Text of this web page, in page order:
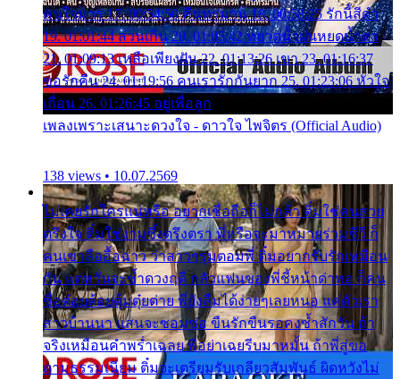
คนใจมาร 17. 00:54:50 คืนทรมาน 18. 00:58:25 รักนี้สีดำ
19. 01:01:44 ส่วนเกิน 20. 01:05:42 หยาดน้ำฝนหยดน้ำตา
21. 01:09:13 เหลือเพียงฝัน 22. 01:13:26 เขา 23. 01:16:37
ขอรักคืน 24. 01:19:56 คนเรารักกันยาก 25. 01:23:06 หัวใจ
เถื่อน 26. 01:26:45 อยู่เพื่อลูก
เพลงเพราะเสนาะดวงใจ - ดาวใจ ไพจิตร (Official Audio)
138 views • 10.07.2569
ไม่เคยรักใครแน่หรือ อยากเชื่อถือก็ไม่กล้า ติ๋มใช่คนสวย
ตรึงใจ ติ๋มใช่งามซึ้งตรึงตรา พี่หรือจะมาหมายร่วมชีวี ก็
คนเขาลืออื้อฉาว ว่าสาวๆรุมตอมพี่ ติ๋มอยากรับรักเหมือน
กัน แต่หวั่นจะช้ำดวงฤดี กลัวแฟนของพี่ชี้หน้าด่าทอ ก็คน
ชื่อต๋อยต้อยตุ้มตุ๋ยต่าย พี่ยังลืมได้ง่ายๆเลยหนอ แค่ตัวเรา
สาวบ้านนา แสนจะซอมซ่อ ขืนรักขืนรอคงช้ำสักวัน ถ้า
จริงเหมือนคำพร่ำเฉลย พี่อย่าเฉยรีบมาหมั้น ถ้าพี่สู่ขอ
ตามธรรมเนียม ติ๋มจะเตรียมรับเกลียวสัมพันธ์ ผิดหวังไม่